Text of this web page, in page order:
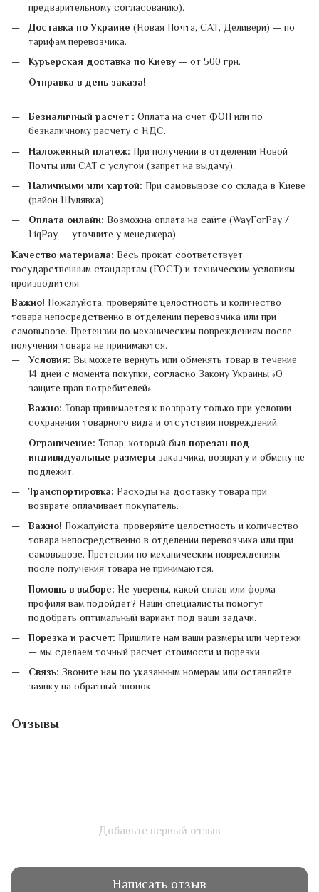
предварительному согласованию).
Доставка по Украине (Новая Почта, САТ, Деливери) — по
тарифам перевозчика.
Курьерская доставка по Киеву — от 500 грн.
Отправка в день заказа!
Безналичный расчет : Оплата на счет ФОП или по
безналичному расчету с НДС.
Наложенный платеж: При получении в отделении Новой
Почты или САТ с услугой (запрет на выдачу).
Наличными или картой: При самовывозе со склада в Киеве
(район Шулявка).
Оплата онлайн: Возможна оплата на сайте (WayForPay /
LiqPay — уточните у менеджера).
Качество материала: Весь прокат соответствует
государственным стандартам (ГОСТ) и техническим условиям
производителя.
Важно! Пожалуйста, проверяйте целостность и количество
товара непосредственно в отделении перевозчика или при
самовывозе. Претензии по механическим повреждениям после
получения товара не принимаются.
Условия: Вы можете вернуть или обменять товар в течение
14 дней с момента покупки, согласно Закону Украины «О
защите прав потребителей».
Важно: Товар принимается к возврату только при условии
сохранения товарного вида и отсутствия повреждений.
Ограничение: Товар, который был порезан под
индивидуальные размеры заказчика, возврату и обмену не
подлежит.
Транспортировка: Расходы на доставку товара при
возврате оплачивает покупатель.
Важно! Пожалуйста, проверяйте целостность и количество
товара непосредственно в отделении перевозчика или при
самовывозе. Претензии по механическим повреждениям
после получения товара не принимаются.
Помощь в выборе: Не уверены, какой сплав или форма
профиля вам подойдет? Наши специалисты помогут
подобрать оптимальный вариант под ваши задачи.
Порезка и расчет: Пришлите нам ваши размеры или чертежи
— мы сделаем точный расчет стоимости и порезки.
Связь: Звоните нам по указанным номерам или оставляйте
заявку на обратный звонок.
Отзывы
Добавьте первый отзыв
Написать отзыв